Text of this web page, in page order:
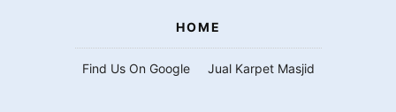
HOME
Find Us On Google Jual Karpet Masjid